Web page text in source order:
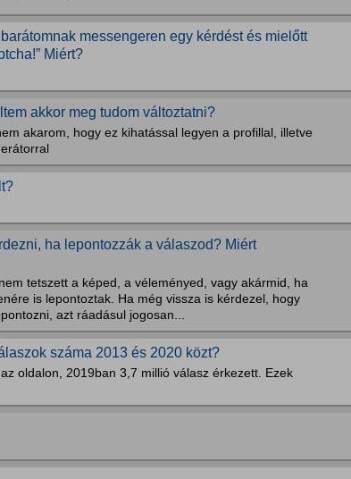
messengeren egy kérdést és mielőtt
Miért?
akkor meg tudom változtatni?
akarom, hogy ez kihatással legyen a profillal, illetve
ha lepontozzák a válaszod? Miért
tetszett a képed, a véleményed, vagy akármid, ha
is lepontoztak. Ha még vissza is kérdezel, hogy
azt ráadásul jogosan...
száma 2013 és 2020 közt?
oldalon, 2019ban 3,7 millió válasz érkezett. Ezek